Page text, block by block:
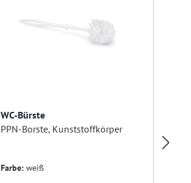
WC-Bürste
PPN-Borste, Kunststoffkörper
Farbe: weiß